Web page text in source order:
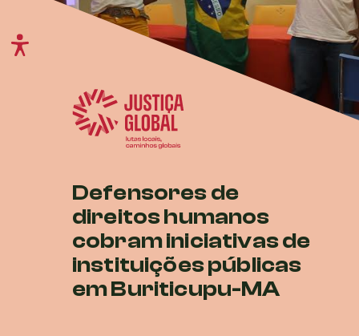
Defensores de
direitos humanos
cobram iniciativas de
instituições públicas
em Buriticupu-MA